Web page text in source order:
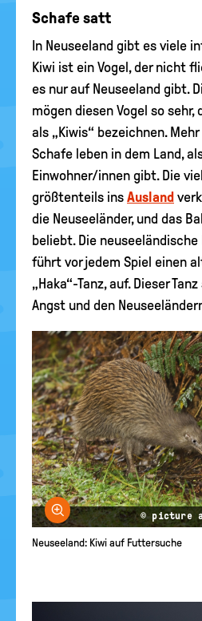
Schafe satt
In Neuseeland gibt es viele
Kiwi ist ein Vogel, der nicht
es nur auf Neuseeland gibt.
mögen diesen Vogel so
als „Kiwis“ bezeichnen.
Schafe leben in dem Land,
Einwohner/innen gibt. Die
größtenteils ins Ausland
die Neuseeländer, und das
beliebt. Die
führt vor jedem Spiel einen
„Haka“-Tanz, auf. Dieser
Angst und den
Bild vergrößern
© picture
Neuseeland: Kiwi auf Futtersuche